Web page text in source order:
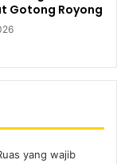
Gotong Royong
yang wajib